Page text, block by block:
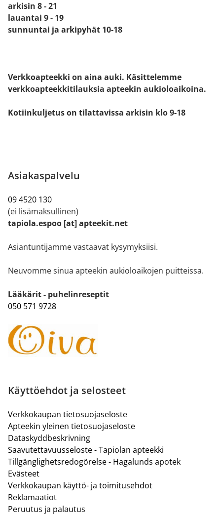
arkisin 8 - 21
lauantai 9 - 19
sunnuntai ja arkipyhät 10-18
Verkkoapteekki on aina auki. Käsittelemme
verkkoapteekkitilauksia apteekin aukioloaikoina.
Kotiinkuljetus on tilattavissa arkisin klo 9-18
Asiakaspalvelu
09 4520 130
(ei lisämaksullinen)
tapiola.espoo [at] apteekit.net
Asiantuntijamme vastaavat kysymyksiisi.
Neuvomme sinua apteekin aukioloaikojen puitteissa.
Lääkärit - puhelinreseptit
050 571 9728
Käyttöehdot ja selosteet
Verkkokaupan tietosuojaseloste
Apteekin yleinen tietosuojaseloste
Dataskyddbeskrivning
Saavutettavuusseloste - Tapiolan apteekki
Tillgänglighetsredogörelse - Hagalunds apotek
Evästeet
Verkkokaupan käyttö- ja toimitusehdot
Reklamaatiot
Peruutus ja palautus